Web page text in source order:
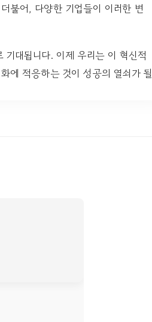
불어, 다양한 기업들이 이러한 변
대됩니다. 이제 우리는 이 혁신적
에 적응하는 것이 성공의 열쇠가 될